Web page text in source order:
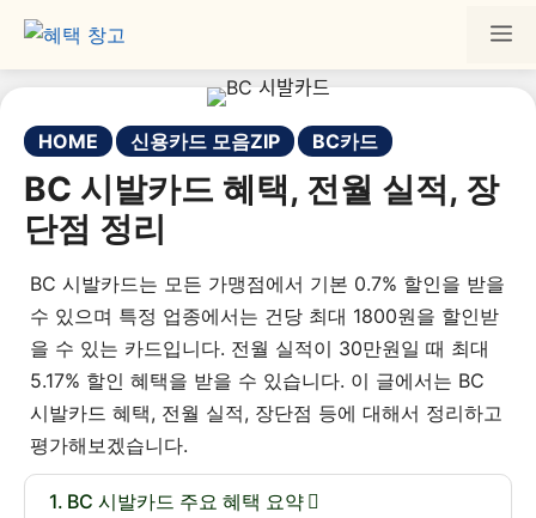
HOME 신용카드 모음ZIP BC카드
BC 시발카드 혜택, 전월 실적, 장
단점 정리
BC 시발카드는 모든 가맹점에서 기본 0.7% 할인을 받을
수 있으며 특정 업종에서는 건당 최대 1800원을 할인받
을 수 있는 카드입니다. 전월 실적이 30만원일 때 최대
5.17% 할인 혜택을 받을 수 있습니다. 이 글에서는 BC
시발카드 혜택, 전월 실적, 장단점 등에 대해서 정리하고
평가해보겠습니다.
BC 시발카드 주요 혜택 요약